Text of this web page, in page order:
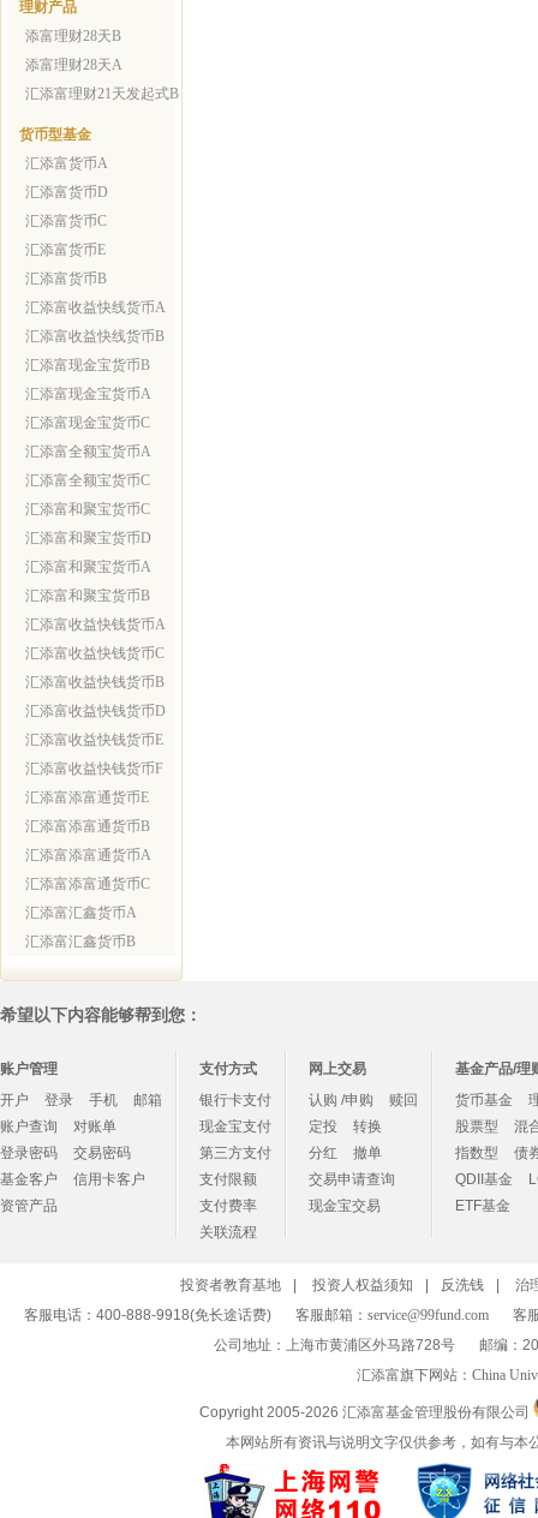
理财产品
添富理财28天B
添富理财28天A
汇添富理财21天发起式B
货币型基金
汇添富货币A
汇添富货币D
汇添富货币C
汇添富货币E
汇添富货币B
汇添富收益快线货币A
汇添富收益快线货币B
汇添富现金宝货币B
汇添富现金宝货币A
汇添富现金宝货币C
汇添富全额宝货币A
汇添富全额宝货币C
汇添富和聚宝货币C
汇添富和聚宝货币D
汇添富和聚宝货币A
汇添富和聚宝货币B
汇添富收益快钱货币A
汇添富收益快钱货币C
汇添富收益快钱货币B
汇添富收益快钱货币D
汇添富收益快钱货币E
汇添富收益快钱货币F
汇添富添富通货币E
汇添富添富通货币B
汇添富添富通货币A
汇添富添富通货币C
汇添富汇鑫货币A
汇添富汇鑫货币B
希望以下内容能够帮到您：
账户管理
开户
登录 手机
邮箱
账户查询
对账单
登录密码
交易密码
基金客户
信用卡客户
资管产品
支付方式
银行卡支付
现金宝支付
第三方支付
支付限额
支付费率
关联流程
网上交易
认购 /申购
赎回
定投
转换
分红
撤单
交易申请查询
现金宝交易
基金产品/理
货币基金
股票型
混
指数型
债
QDII基金
ETF基金
投资者教育基地 投资人权益须知 反洗钱
治
客服电话：400-888-9918(免长途话费)
客服邮箱： service@99fund.com
客
公司地址：上海市黄浦区外马路728号
邮编：
汇添富旗下网站： China
Copyright 2005-2026 汇添富基金管理股份有限公司
本网站所有资讯与说明文字仅供参考，如有与本